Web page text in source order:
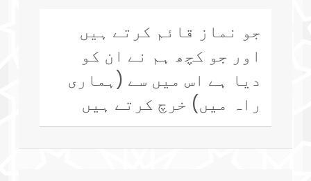
جو نماز قائم کرتے ہیں
اور جو کچھ ہم نے ان کو
دیا ہے اس میں سے (ہماری
راہ میں) خرچ کرتے ہیں